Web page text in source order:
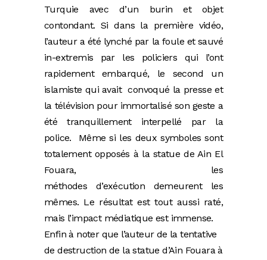
Turquie avec d’un burin et objet
contondant. Si dans la première vidéo,
l’auteur a été lynché par la foule et sauvé
in-extremis par les policiers qui l’ont
rapidement embarqué, le second un
islamiste qui avait convoqué la presse et
la télévision pour immortalisé son geste a
été tranquillement interpellé par la
police. Même si les deux symboles sont
totalement opposés à la statue de Ain El
Fouara, les
méthodes d’exécution demeurent les
mêmes. Le résultat est tout aussi raté,
mais l’impact médiatique est immense.
Enfin à noter que l’auteur de la tentative
de destruction de la statue d’Ain Fouara à